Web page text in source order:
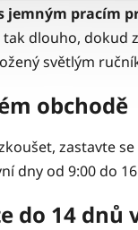
jemným pracím
dlouho,
světlým
obchodě
zastavte
dny od 9:00 do
do 14 dnů